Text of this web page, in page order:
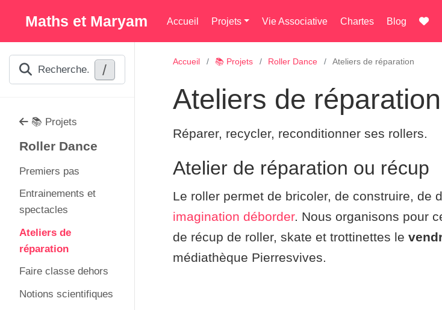
Maths et Maryam Accueil Projets Vie Associative Chartes Blog
Recherche... /
📚 Projets
Roller Dance
Premiers pas
Entrainements et
spectacles
Ateliers de
réparation
Faire classe dehors
Notions scientifiques
Accueil 📚 Projets Roller Dance Ateliers de réparation
Ateliers de réparation
Réparer, recycler, reconditionner ses rollers.
Atelier de réparation ou récup
Le roller permet de bricoler, de construire, de
imagination déborder. Nous organisons pour
de récup de roller, skate et trottinettes le
médiathèque Pierresvives.